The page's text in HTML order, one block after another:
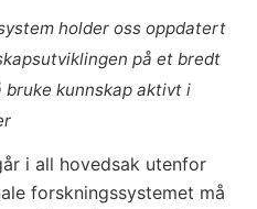
holder oss oppdatert
på et bredt
kunnskap aktivt i
i all hovedsak utenfor
forskningssystemet må